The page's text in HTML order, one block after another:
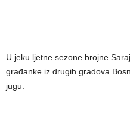
U jeku ljetne sezone brojne
građanke iz drugih gradova
jugu.